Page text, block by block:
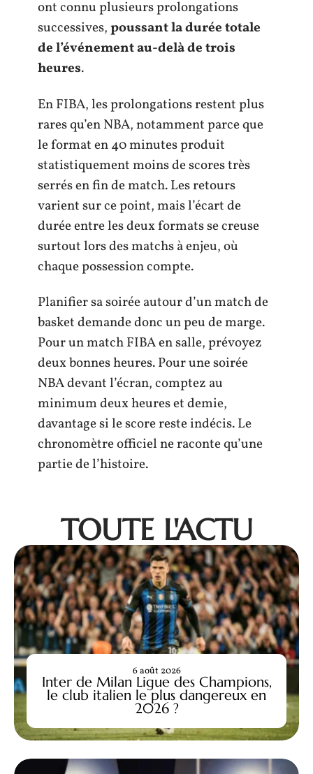
ont connu plusieurs prolongations
successives,poussant la durée totale
de l’événement au-delà de trois
heures.
En FIBA, les prolongations restent plus
rares qu’en NBA, notamment parce que
le format en 40 minutes produit
statistiquement moins de scores très
serrés en fin de match. Les retours
varient sur ce point, mais l’écart de
durée entre les deux formats se creuse
surtout lors des matchs à enjeu, où
chaque possession compte.
Planifier sa soirée autour d’un match de
basket demande donc un peu de marge.
Pour un match FIBA en salle, prévoyez
deux bonnes heures. Pour une soirée
NBA devant l’écran, comptez au
minimum deux heures et demie,
davantage si le score reste indécis. Le
chronomètre officiel ne raconte qu’une
partie de l’histoire.
TOUTE L'ACTU
Inter de Milan Ligue des Champions,
le club italien le plus dangereux en
2026 ?
6 août 2026